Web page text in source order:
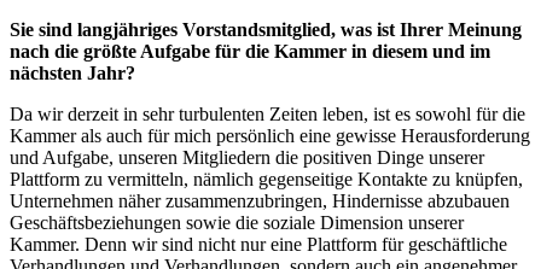
Sie sind langjähriges Vorstandsmitglied, was ist Ihrer Meinung
nach die größte Aufgabe für die Kammer in diesem und im
nächsten Jahr?
Da wir derzeit in sehr turbulenten Zeiten leben, ist es sowohl für die
Kammer als auch für mich persönlich eine gewisse Herausforderung
und Aufgabe, unseren Mitgliedern die positiven Dinge unserer
Plattform zu vermitteln, nämlich gegenseitige Kontakte zu knüpfen,
Unternehmen näher zusammenzubringen, Hindernisse abzubauen
Geschäftsbeziehungen sowie die soziale Dimension unserer
Kammer. Denn wir sind nicht nur eine Plattform für geschäftliche